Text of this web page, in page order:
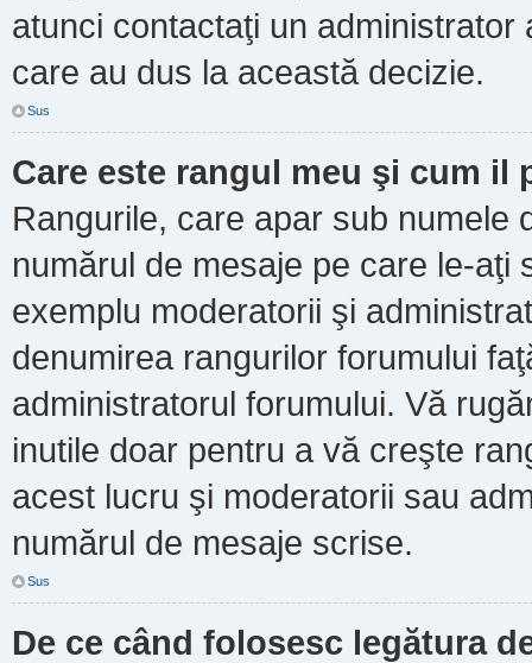
atunci contactaţi un
care au dus la această decizie.
Sus
Care este rangul meu şi cum il
Rangurile, care apar sub numele
numărul de mesaje pe care le-aţi
exemplu moderatorii şi
denumirea rangurilor forumului
administratorul forumului. Vă
inutile doar pentru a vă creşte
acest lucru şi moderatorii sau
numărul de mesaje scrise.
Sus
De ce când folosesc legătura